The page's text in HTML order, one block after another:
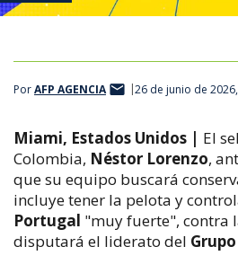
PorAFP AGENCIA 26 de junio de
Miami, Estados Unidos | El
Colombia, Néstor Lorenzo,
que su equipo buscará
incluye tener la pelota y
Portugal "muy fuerte", contra
disputará el liderato del